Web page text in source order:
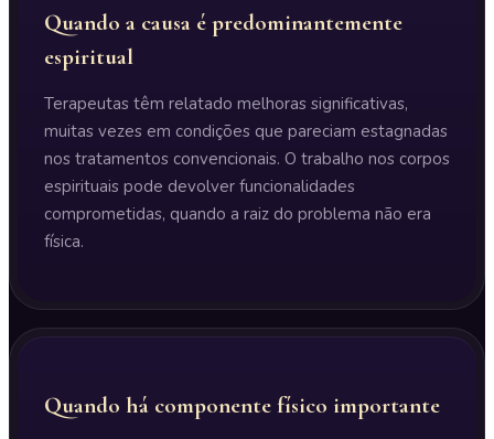
Quando a causa é predominantemente
espiritual
Terapeutas têm relatado melhoras significativas,
muitas vezes em condições que pareciam estagnadas
nos tratamentos convencionais. O trabalho nos corpos
espirituais pode devolver funcionalidades
comprometidas, quando a raiz do problema não era
física.
Quando há componente físico importante